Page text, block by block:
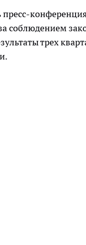
пресс-
соблюдением
трех